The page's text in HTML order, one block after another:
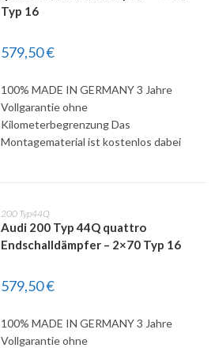
Typ 16
579,50€
100% MADE IN GERMANY 3 Jahre
Vollgarantie ohne
Kilometerbegrenzung Das
Montagematerial ist kostenlos dabei
200 Typ44Q
Audi 200 Typ 44Q quattro
Endschalldämpfer – 2×70 Typ 16
579,50€
100% MADE IN GERMANY 3 Jahre
Vollgarantie ohne